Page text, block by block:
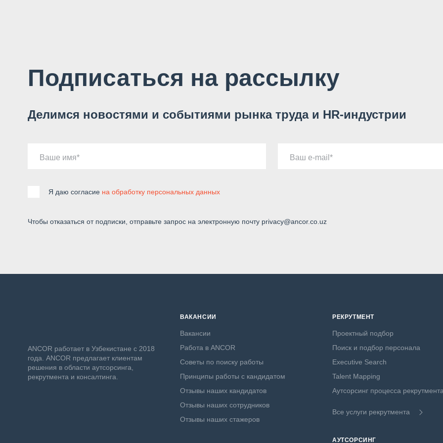
Подписаться на рассылку
Делимся новостями и событиями рынка труда и HR-индустрии
Ваше имя Ваш e-mail
Я даю согласие на обработку персональных данных
Чтобы отказаться от подписки, отправьте запрос на электронную почту privacy@ancor.co.uz
ANСOR работает в Узбекистане с 2018
года. ANCOR предлагает клиентам
решения в области аутсорсинга,
рекрутмента и консалтинга.
ВАКАНСИИ
Вакансии
Работа в ANCOR
Советы по поиску работы
Принципы работы с кандидатом
Отзывы наших кандидатов
Отзывы наших сотрудников
Отзывы наших стажеров
РЕКРУТМЕНТ
Проектный подбор
Поиск и подбор персонала
Executive Search
Talent Mapping
Аутсорсинг процесса рекрутмента
Все услуги рекрутмента
АУТСОРСИНГ